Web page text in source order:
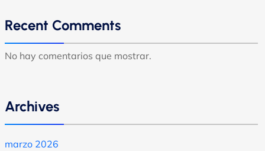
Recent Comments
No hay comentarios que mostrar.
Archives
marzo 2026